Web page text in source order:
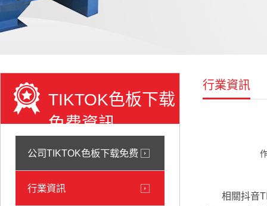
TIKTOK色板下载
免费資訊
公司TIKTOK色板下载免费
行業資訊
行業資訊
相關抖音